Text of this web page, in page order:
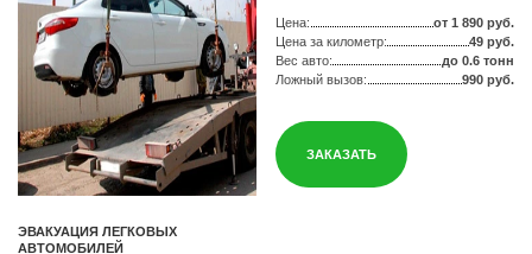
ЭВАКУАЦИЯ ЛЕГКОВЫХ
АВТОМОБИЛЕЙ
Цена:
от 1 890 руб.
Цена за километр:
49 руб.
Вес авто:
до 0.6 тонн
Ложный вызов:
990 руб.
ЗАКАЗАТЬ